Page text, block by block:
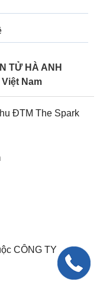
TỬ HÀ ANH
Nam
ĐTM The Spark
CÔNG TY